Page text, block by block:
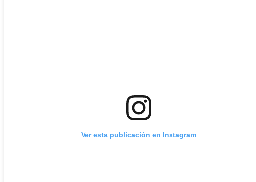
Ver esta publicación en Instagram